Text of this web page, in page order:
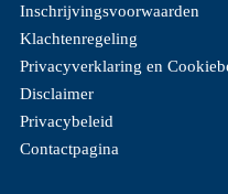
Inschrijvingsvoorwaarden
Klachtenregeling
Privacyverklaring en
Disclaimer
Privacybeleid
Contactpagina